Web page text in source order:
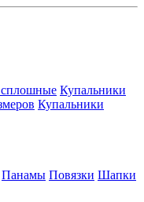
Купальники
Купальники
Панамы Повязки Шапки